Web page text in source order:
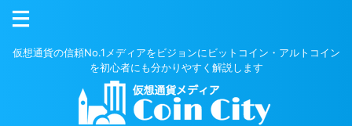
仮想通貨の信頼No.1メディアをビジョンにビットコイン・アルトコイン
を初心者にも分かりやすく解説します